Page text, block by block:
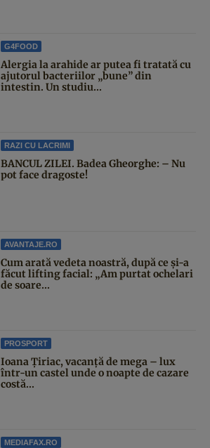
G4FOOD
Alergia la arahide ar putea fi tratată cu
ajutorul bacteriilor „bune” din
intestin. Un studiu...
RAZI CU LACRIMI
BANCUL ZILEI. Badea Gheorghe: – Nu
pot face dragoste!
AVANTAJE.RO
Cum arată vedeta noastră, după ce și-a
făcut lifting facial: „Am purtat ochelari
de soare...
PROSPORT
Ioana Țiriac, vacanță de mega – lux
într-un castel unde o noapte de cazare
costă...
MEDIAFAX.RO